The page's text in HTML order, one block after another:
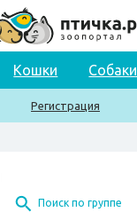
Кошки Собаки
Регистрация
Поиск по группе